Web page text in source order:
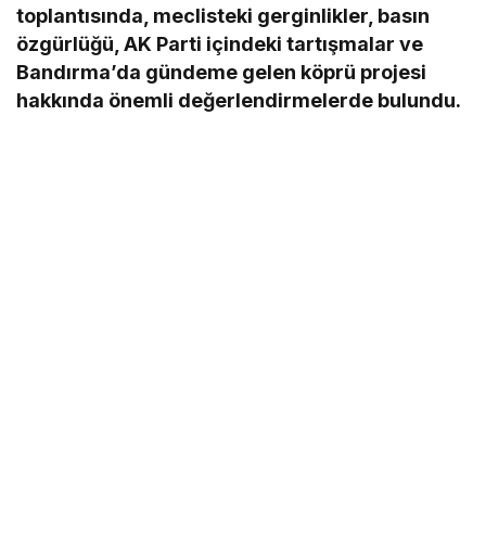
toplantısında, meclisteki gerginlikler, basın
özgürlüğü, AK Parti içindeki tartışmalar ve
Bandırma’da gündeme gelen köprü projesi
hakkında önemli değerlendirmelerde bulundu.